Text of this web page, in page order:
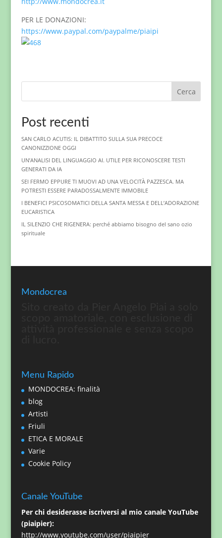
PER LE DONAZIONI:
https://www.paypal.com/paypalme/piaipi
Cerca
Post recenti
SAN CARLO ACUTIS: IL DIBATTITO SULLA SUA PRECOCE
CANONIZZIONE OGGI
UN’ANALISI DEL LINGUAGGIO AI. UTILE PER RICONOSCERE TESTI
GENERATI DA IA
SEI FERMO EPPURE TI MUOVI AD UNA VELOCITÀ PAZZESCA. MA
POTRESTI ESSERE PARADOSSALMENTE IMMOBILE
I BENEFICI PSICOSOMATICI DELLA SANTA MESSA E DELL’ADORAZIONE
EUCARISTICA
IL SILENZIO CHE RIGENERA: perché abbiamo bisogno del sano ozio
spirituale
Mondocrea
Menu Rapido
MONDOCREA: finalità
blog
Artisti
Friuli
ETICA E MORALE
Varie
Cookie Policy
Canale YouTube
Per chi desiderasse iscriversi al mio canale YouTube
(piaipier):
http://www.youtube.com/user/piaipier